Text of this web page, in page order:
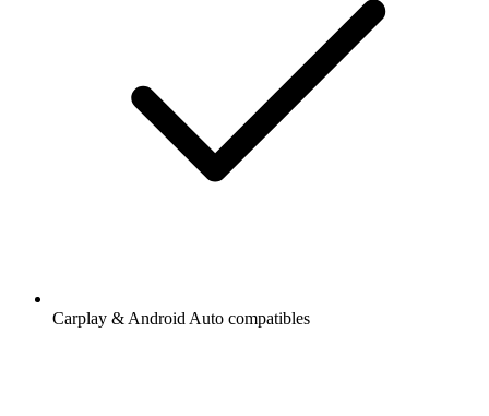
Carplay & Android Auto compatibles